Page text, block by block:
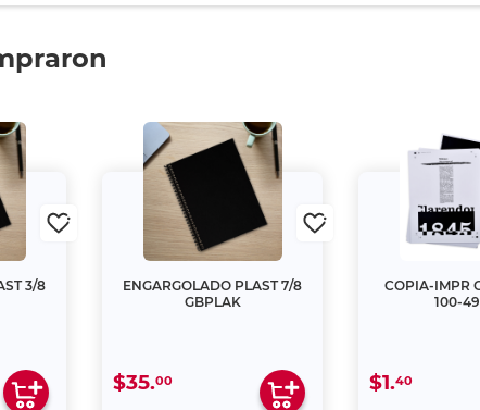
3/8
ENGARGOLADO PLAST 7/8
GBPLAK
$35.00
COPIA-IMPR
100-
$1.40